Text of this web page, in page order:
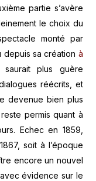
partie s’avère
le choix du
monté par
sa création à
plus guère
réécrits, et
devenue bien plus
permis quant à
Echec en 1859,
soit à l’époque
encore un nouvel
évidence sur le